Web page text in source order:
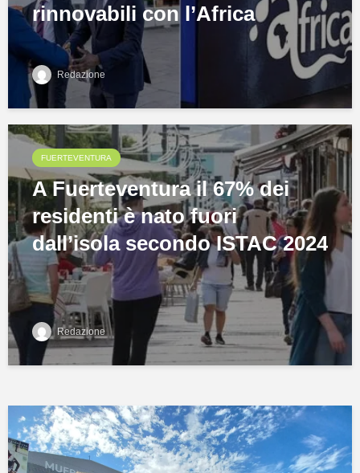
rinnovabili con l’Africa
Redazione
FUERTEVENTURA
A Fuerteventura il 67% dei
residenti è nato fuori
dall’isola secondo ISTAC 2024
Redazione